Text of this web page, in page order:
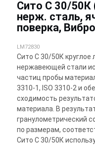
Сито С 30/50К
нерж. сталь,
поверка,
LM72830
Сито С 30/50К круглое
нержавеющей стали
частиц пробы
3310-1, ISO 3310-2 и
сходимость
материала. В
гранулометрический
по размерам,
Сито С 30/50К